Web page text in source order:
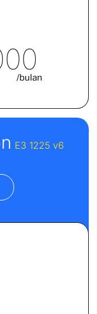
/bulan
E3 1225 v6